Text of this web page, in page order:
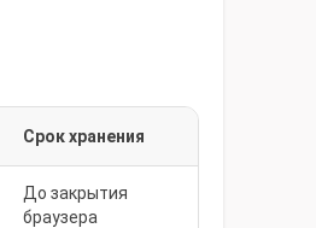
Срок хранения
До закрытия
браузера